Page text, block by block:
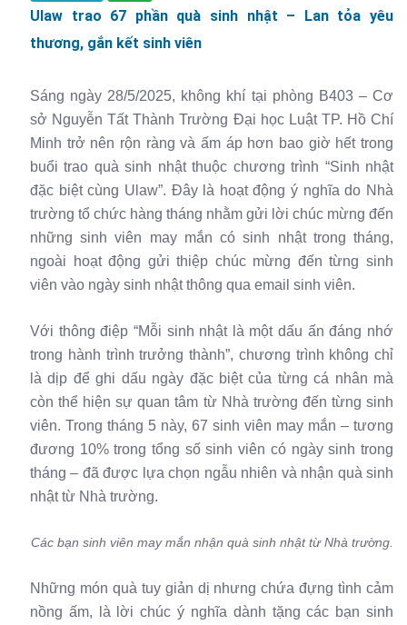
Ulaw trao 67 phần quà sinh nhật – Lan tỏa yêu
thương, gắn kết sinh viên
Sáng ngày 28/5/2025, không khí tại phòng B403 – Cơ
sở Nguyễn Tất Thành Trường Đại học Luật TP. Hồ Chí
Minh trở nên rộn ràng và ấm áp hơn bao giờ hết trong
buổi trao quà sinh nhật thuộc chương trình “Sinh nhật
đặc biệt cùng Ulaw”. Đây là hoạt động ý nghĩa do Nhà
trường tổ chức hàng tháng nhằm gửi lời chúc mừng đến
những sinh viên may mắn có sinh nhật trong tháng,
ngoài hoạt động gửi thiệp chúc mừng đến từng sinh
viên vào ngày sinh nhật thông qua email sinh viên.
Với thông điệp “Mỗi sinh nhật là một dấu ấn đáng nhớ
trong hành trình trưởng thành”, chương trình không chỉ
là dịp để ghi dấu ngày đặc biệt của từng cá nhân mà
còn thể hiện sự quan tâm từ Nhà trường đến từng sinh
viên. Trong tháng 5 này, 67 sinh viên may mắn – tương
đương 10% trong tổng số sinh viên có ngày sinh trong
tháng – đã được lựa chọn ngẫu nhiên và nhận quà sinh
nhật từ Nhà trường.
Các bạn sinh viên may mắn nhận quà sinh nhật từ Nhà trường.
Những món quà tuy giản dị nhưng chứa đựng tình cảm
nồng ấm, là lời chúc ý nghĩa dành tặng các bạn sinh